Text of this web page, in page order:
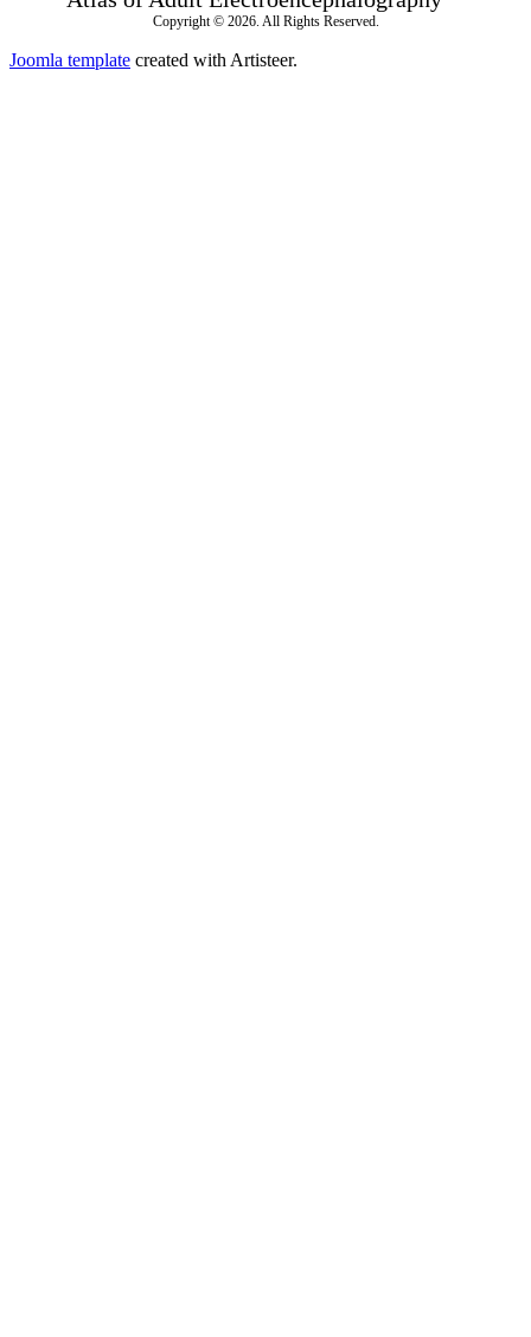
Copyright © 2026. All Rights Reserved.
Joomla template created with Artisteer.